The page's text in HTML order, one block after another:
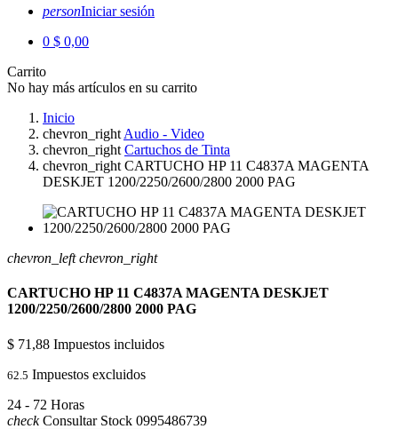
personIniciar sesión
0 $ 0,00
Carrito
No hay más artículos en su carrito
Inicio
chevron_right Audio - Video
chevron_right Cartuchos de Tinta
chevron_right CARTUCHO HP 11 C4837A MAGENTA
DESKJET 1200/2250/2600/2800 2000 PAG
chevron_left chevron_right
CARTUCHO HP 11 C4837A MAGENTA DESKJET
1200/2250/2600/2800 2000 PAG
$ 71,88 Impuestos incluidos
62.5 Impuestos excluidos
24 - 72 Horas
checkConsultar Stock 0995486739